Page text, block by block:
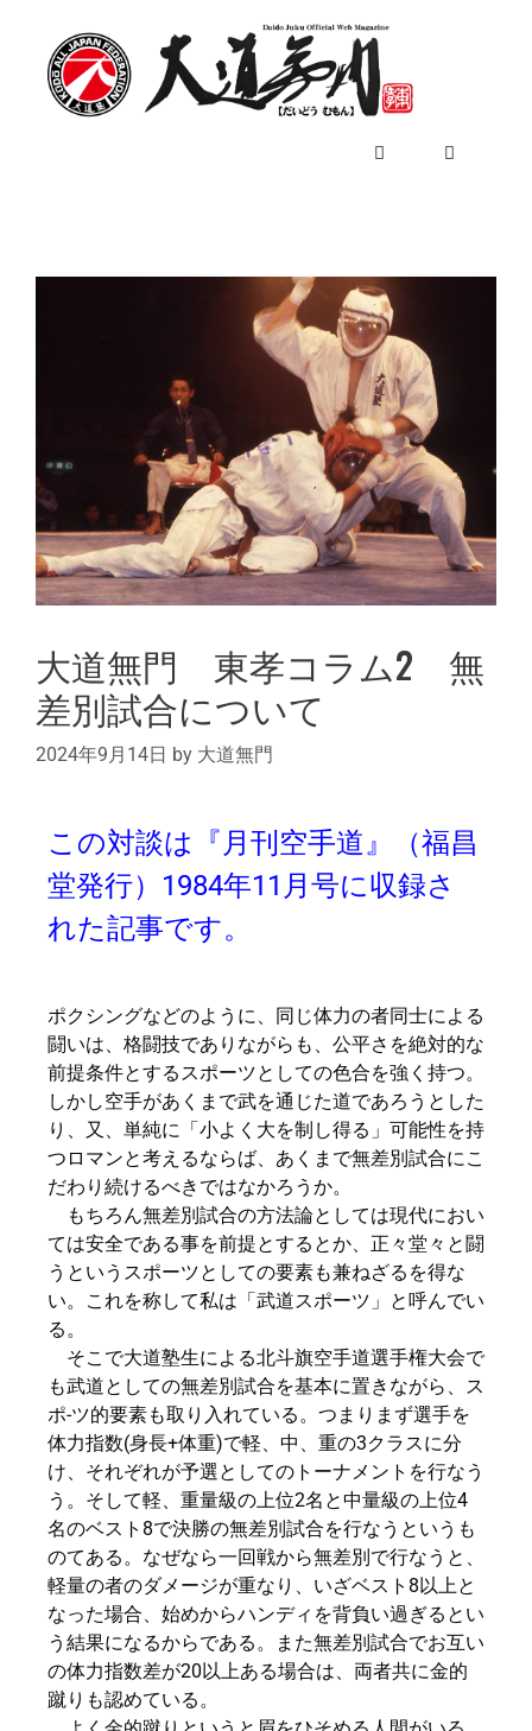
大道無門 東孝コラム2 無
差別試合について
2024年9月14日 by 大道無門
この対談は『月刊空手道』（福昌
堂発行）1984年11月号に収録さ
れた記事です。
ポクシングなどのように、同じ体力の者同士による
闘いは、格闘技でありながらも、公平さを絶対的な
前提条件とするスポーツとしての色合を強く持つ。
しかし空手があくまで武を通じた道であろうとした
り、又、単純に「小よく大を制し得る」可能性を持
つロマンと考えるならば、あくまで無差別試合にこ
だわり続けるべきではなかろうか。
もちろん無差別試合の方法論としては現代におい
ては安全である事を前提とするとか、正々堂々と闘
うというスポーツとしての要素も兼ねざるを得な
い。これを称して私は「武道スポーツ」と呼んでい
る。
そこで大道塾生による北斗旗空手道選手権大会で
も武道としての無差別試合を基本に置きながら、ス
ポ-ツ的要素も取り入れている。つまりまず選手を
体力指数(身長+体重)で軽、中、重の3クラスに分
け、それぞれが予選としてのトーナメントを行なう
う。そして軽、重量級の上位2名と中量級の上位4
名のベスト8で決勝の無差別試合を行なうというも
のてある。なぜなら一回戦から無差別で行なうと、
軽量の者のダメージが重なり、いざベスト8以上と
なった場合、始めからハンディを背負い過ぎるとい
う結果になるからである。また無差別試合でお互い
の体力指数差が20以上ある場合は、両者共に金的
蹴りも認めている。